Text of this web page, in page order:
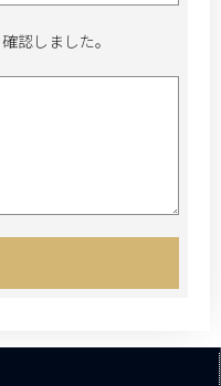
認しました。